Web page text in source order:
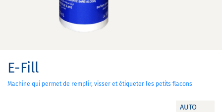
AUTO
E-Fill
Machine qui permet de remplir, visser et étiqueter les petits flacons